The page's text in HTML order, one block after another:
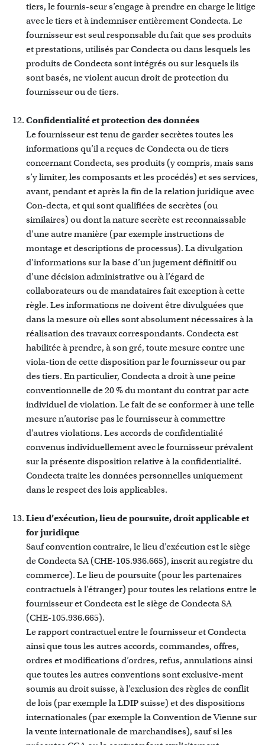
tiers, le fournis-seur s’engage à prendre en charge le litige
avec le tiers et à indemniser entièrement Condecta. Le
fournisseur est seul responsable du fait que ses produits
et prestations, utilisés par Condecta ou dans lesquels les
produits de Condecta sont intégrés ou sur lesquels ils
sont basés, ne violent aucun droit de protection du
fournisseur ou de tiers.
Confidentialité et protection des données
Le fournisseur est tenu de garder secrètes toutes les
informations qu’il a reçues de Condecta ou de tiers
concernant Condecta, ses produits (y compris, mais sans
s’y limiter, les composants et les procédés) et ses services,
avant, pendant et après la fin de la relation juridique avec
Con-decta, et qui sont qualifiées de secrètes (ou
similaires) ou dont la nature secrète est reconnaissable
d’une autre manière (par exemple instructions de
montage et descriptions de processus). La divulgation
d’informations sur la base d’un jugement définitif ou
d’une décision administrative ou à l’égard de
collaborateurs ou de mandataires fait exception à cette
règle. Les informations ne doivent être divulguées que
dans la mesure où elles sont absolument nécessaires à la
réalisation des travaux correspondants. Condecta est
habilitée à prendre, à son gré, toute mesure contre une
viola-tion de cette disposition par le fournisseur ou par
des tiers. En particulier, Condecta a droit à une peine
conventionnelle de 20 % du montant du contrat par acte
individuel de violation. Le fait de se conformer à une telle
mesure n’autorise pas le fournisseur à commettre
d’autres violations. Les accords de confidentialité
convenus individuellement avec le fournisseur prévalent
sur la présente disposition relative à la confidentialité.
Condecta traite les données personnelles uniquement
dans le respect des lois applicables.
Lieu d’exécution, lieu de poursuite, droit applicable et
for juridique
Sauf convention contraire, le lieu d’exécution est le siège
de Condecta SA (CHE-105.936.665), inscrit au registre du
commerce). Le lieu de poursuite (pour les partenaires
contractuels à l’étranger) pour toutes les relations entre le
fournisseur et Condecta est le siège de Condecta SA
(CHE-105.936.665).
Le rapport contractuel entre le fournisseur et Condecta
ainsi que tous les autres accords, commandes, offres,
ordres et modifications d’ordres, refus, annulations ainsi
que toutes les autres conventions sont exclusive-ment
soumis au droit suisse, à l’exclusion des règles de conflit
de lois (par exemple la LDIP suisse) et des dispositions
internationales (par exemple la Convention de Vienne sur
la vente internationale de marchandises), sauf si les